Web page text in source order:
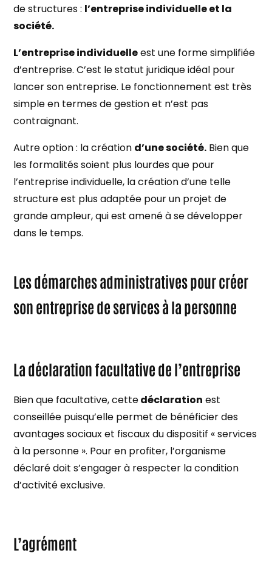
de structures : l’entreprise individuelle et la
société.
L’entreprise individuelleest une forme simplifiée
d’entreprise. C’est le statut juridique idéal pour
lancer son entreprise. Le fonctionnement est très
simple en termes de gestion et n’est pas
contraignant.
Autre option : la création d’une société. Bien que
les formalités soient plus lourdes que pour
l’entreprise individuelle, la création d’une telle
structure est plus adaptée pour un projet de
grande ampleur, qui est amené à se développer
dans le temps.
Les démarches administratives pour créer
son entreprise de services à la personne
La déclaration facultative de l’entreprise
Bien que facultative, cettedéclaration est
conseillée puisqu’elle permet de bénéficier des
avantages sociaux et fiscaux du dispositif « services
à la personne ». Pour en profiter, l’organisme
déclaré doit s’engager à respecter la condition
d’activité exclusive.
L’agrément